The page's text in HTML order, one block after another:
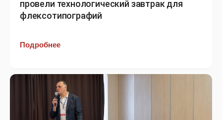
провели технологический завтрак для
флексотипографий
Подробнее